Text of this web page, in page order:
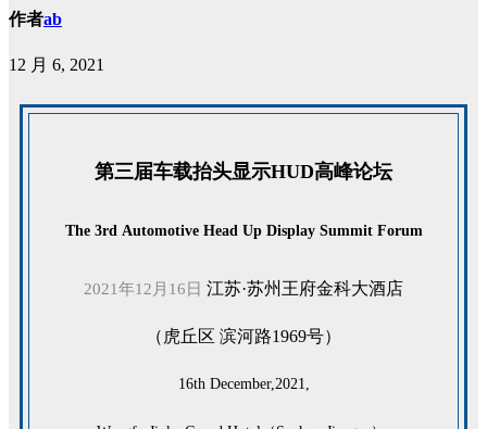
作者ab
12 月 6, 2021
第三届车载抬头显示HUD高峰论坛
The 3rd Automotive Head Up Display Summit Forum
2021年12月16日 江苏·苏州王府金科大酒店
（虎丘区 滨河路1969号）
16th December,2021,